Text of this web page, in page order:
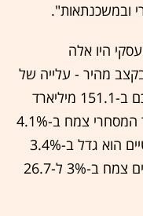
ובמשכנתאות".
היו אלה
מהיר - עלייה של
9.5% בתוך שנה, כאשר היקפן מסתכם ב-151.1 מיליארד
שקל בסוף חודש יוני. האשראי למגזר המסחרי צמח ב-4.1%
לכ-64 מיליארד שקל, ללקוחות הפרטיים הוא גדל ב-3.4%
לכ-30 מיליארד שקל ולעסקים הקטנים צמח ב-3% ל-26.7